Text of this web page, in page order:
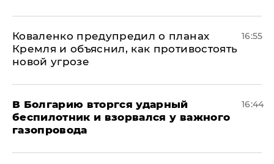
Коваленко предупредил о планах
Кремля и объяснил, как противостоять
новой угрозе
16:55
В Болгарию вторгся ударный
беспилотник и взорвался у важного
газопровода
16:44